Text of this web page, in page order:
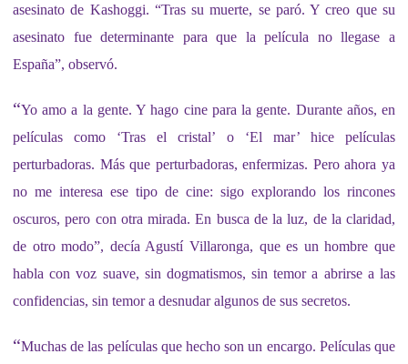
asesinato de Kashoggi. “Tras su muerte, se paró. Y creo que su
asesinato fue determinante para que la película no llegase a
España”, observó.
“Yo amo a la gente. Y hago cine para la gente. Durante años, en
películas como ‘Tras el cristal’ o ‘El mar’ hice películas
perturbadoras. Más que perturbadoras, enfermizas. Pero ahora ya
no me interesa ese tipo de cine: sigo explorando los rincones
oscuros, pero con otra mirada. En busca de la luz, de la claridad,
de otro modo”, decía Agustí Villaronga, que es un hombre que
habla con voz suave, sin dogmatismos, sin temor a abrirse a las
confidencias, sin temor a desnudar algunos de sus secretos.
“Muchas de las películas que hecho son un encargo. Películas que